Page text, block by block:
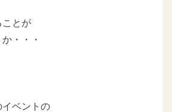
ことが
・・・
ベントの